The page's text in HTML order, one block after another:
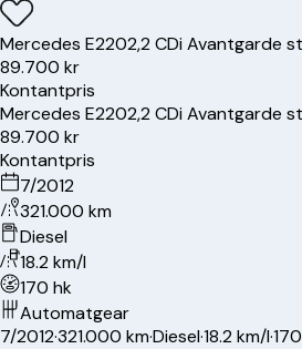
Mercedes E2202,2 CDi Avantgarde
89.700 kr
Kontantpris
Mercedes E2202,2 CDi Avantgarde
89.700 kr
Kontantpris
7/2012
321.000 km
Diesel
18.2 km/l
170 hk
Automatgear
7/2012·321.000 km·Diesel·18.2 km/l·